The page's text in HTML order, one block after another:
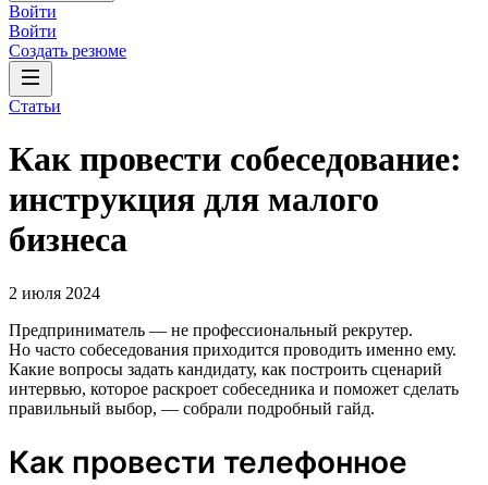
Войти
Войти
Создать резюме
Статьи
Как провести собеседование:
инструкция для малого
бизнеса
2 июля 2024
Предприниматель — не профессиональный рекрутер.
Но часто собеседования приходится проводить именно ему.
Какие вопросы задать кандидату, как построить сценарий
интервью, которое раскроет собеседника и поможет сделать
правильный выбор, — собрали подробный гайд.
Как провести телефонное